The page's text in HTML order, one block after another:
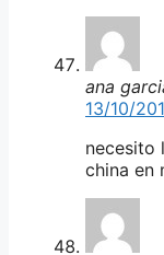
ana
13/10/
necesito
china en